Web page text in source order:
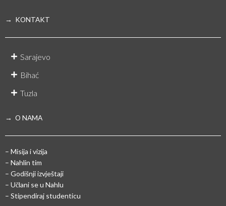
→ KONTAKT
Sarajevo
Bihać
Tuzla
→ O NAMA
– Misija i vizija
– Nahlin tim
– Godišnji izvještaji
– Učlani se u Nahlu
– Stipendiraj studenticu